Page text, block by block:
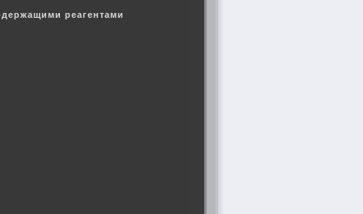
реагентами